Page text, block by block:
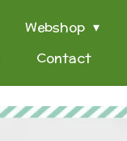
Webshop
Contact